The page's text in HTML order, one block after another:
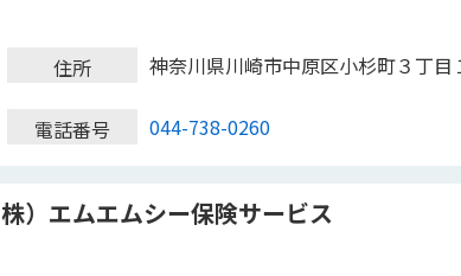
住所 神奈川県川崎市中原区小杉町３丁
電話番号 044-738-0260
株）エムエムシー保険サービス